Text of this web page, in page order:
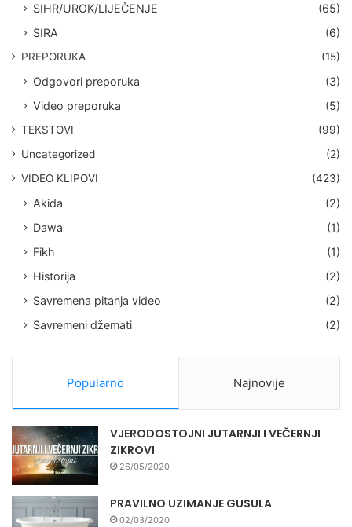
SIHR/UROK/LIJEČENJE
(65)
SIRA
(6)
PREPORUKA (15)
Odgovori preporuka
(3)
Video preporuka
(5)
TEKSTOVI
(99)
Uncategorized
(2)
VIDEO KLIPOVI
(423)
Akida
(2)
Dawa
(1)
Fikh
(1)
Historija
(2)
Savremena pitanja video
(2)
Savremeni džemati
(2)
Popularno Najnovije
VJERODOSTOJNI JUTARNJI I VEČERNJI
ZIKROVI
26/05/2020
PRAVILNO UZIMANJE GUSULA
02/03/2020